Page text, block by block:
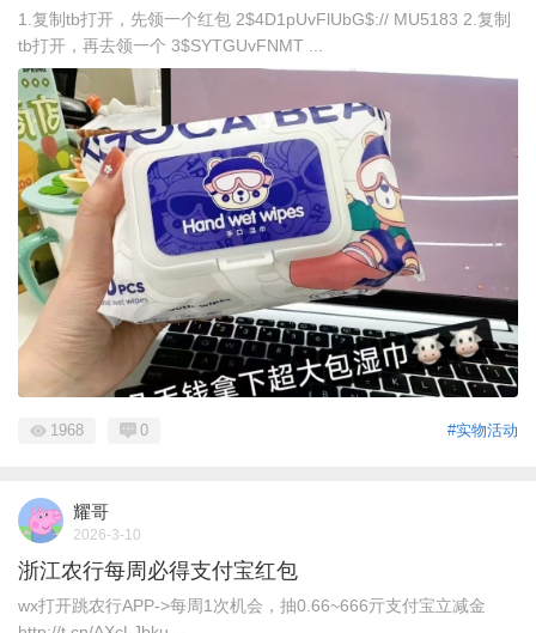
1.复制tb打开，先领一个红包 2$4D1pUvFlUbG$:// MU5183 2.复制
tb打开，再去领一个 3$SYTGUvFNMT ...
#实物活动
1968 0
耀哥
2026-3-10
浙江农行每周必得支付宝红包
wx打开跳农行APP->每周1次机会，抽0.66~666亓支付宝立减金